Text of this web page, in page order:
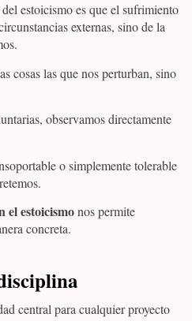
estoicismo es que el sufrimiento
externas, sino de la
cosas las que nos perturban, sino
observamos directamente
o simplemente tolerable
el estoicismonos permite
concreta.
central para cualquier proyecto